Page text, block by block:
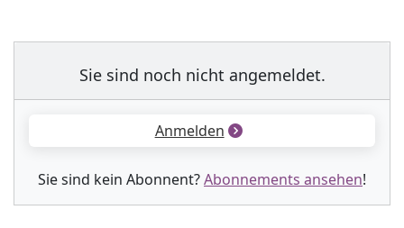
Sie sind noch nicht angemeldet.
Anmelden
Sie sind kein Abonnent?Abonnements ansehen!